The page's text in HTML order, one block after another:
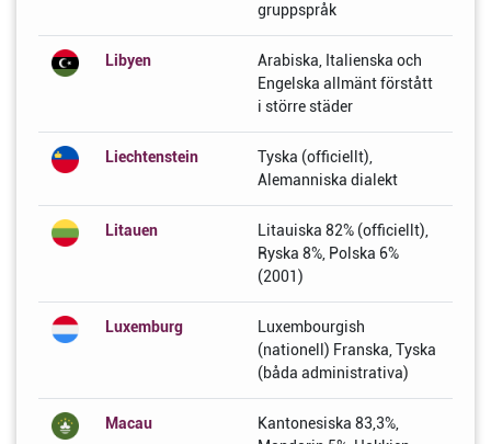
gruppspråk
Libyen
Arabiska, Italienska och
Engelska allmänt förstått
i större städer
Liechtenstein
Tyska (officiellt),
Alemanniska dialekt
Litauen
Litauiska 82% (officiellt),
Ryska 8%, Polska 6%
(2001)
Luxemburg
Luxembourgish
(nationell) Franska, Tyska
(båda administrativa)
Macau
Kantonesiska 83,3%,